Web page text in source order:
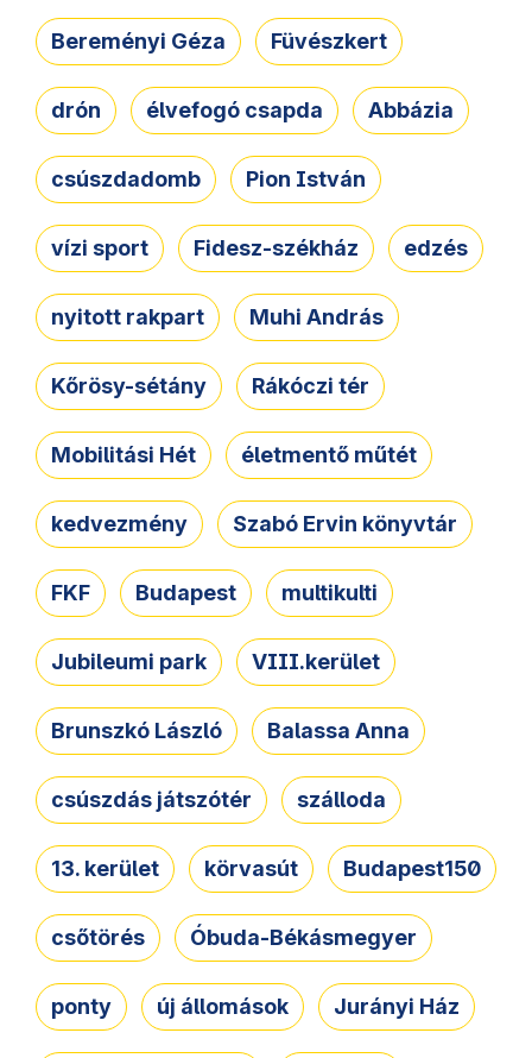
Bereményi Géza Füvészkert
drón élvefogó csapda Abbázia
csúszdadomb Pion István
vízi sport Fidesz-székház edzés
nyitott rakpart Muhi András
Kőrösy-sétány Rákóczi tér
Mobilitási Hét életmentő műtét
kedvezmény Szabó Ervin könyvtár
FKF Budapest multikulti
Jubileumi park VIII.kerület
Brunszkó László Balassa Anna
csúszdás játszótér szálloda
13. kerület körvasút Budapest150
csőtörés Óbuda-Békásmegyer
ponty új állomások Jurányi Ház